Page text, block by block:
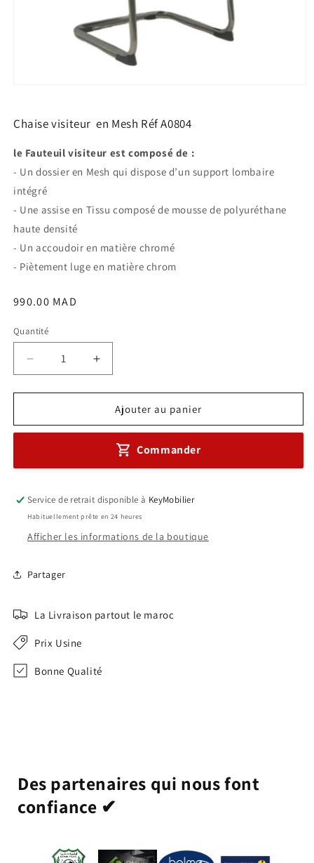
1
dans
fenêtre
Chaise visiteur en Mesh Réf A0804
le Fauteuil visiteur est composé de :
- Un dossier en Mesh qui dispose d’un support lombaire
intégré
- Une assise en Tissu composé de mousse de polyuréthane
haute densité
- Un accoudoir en matière chromé
- Piètement luge en matière chrom
Prix
990.00 MAD
Quantité
Réduire
la
quantité
Chaise
Mesh
A0804
Augmenter
la
quantité
Chaise
Mesh
A0804
Ajouter au panier
Commander
Service de retrait disponible à KeyMobilier
Habituellement prête en 24 heures
Afficher les informations de la boutique
Partager
La Livraison partout le maroc
Prix Usine
Bonne Qualité
Des partenaires qui nous font
confiance ✔